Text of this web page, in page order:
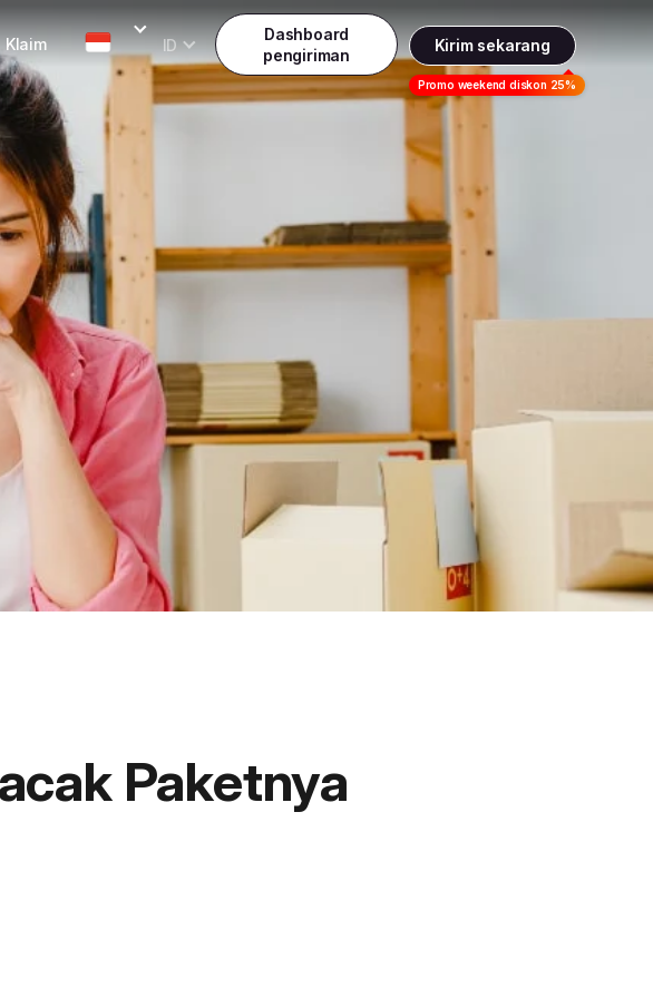
Klaim
Indonesia
ID
Indonesia
Dashboard
pengiriman
Daftar
Kirim sekarang
Promo weekend diskon 25%
Paketnya